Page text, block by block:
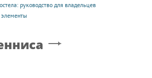
руководство для владельцев